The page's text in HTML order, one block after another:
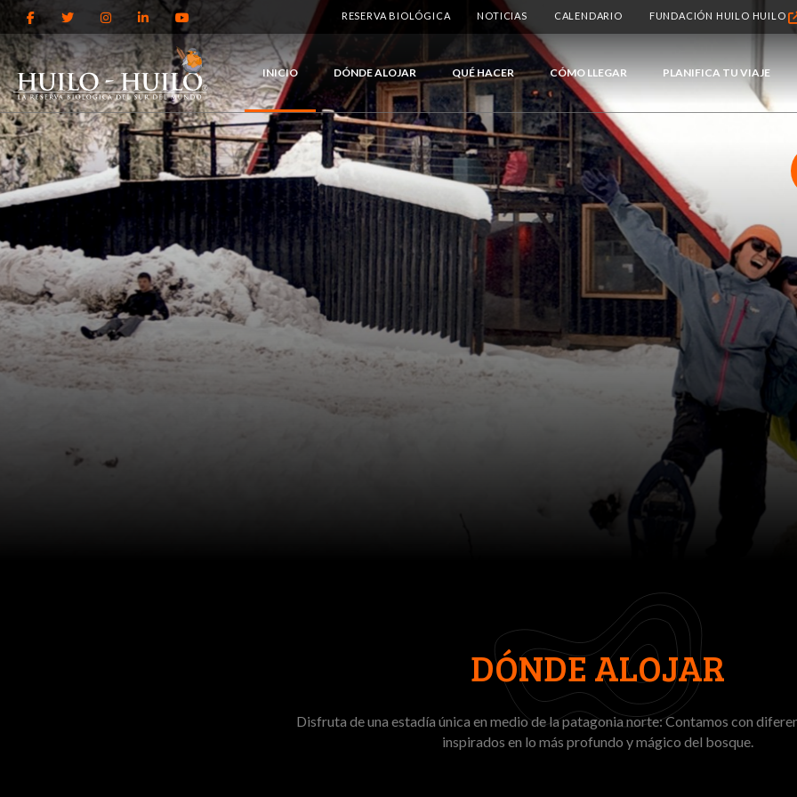
RESERVA BIOLÓGICA NOTICIAS CALENDARIO FUNDACIÓN HUILO HUILO
INICIO DÓNDE ALOJAR QUÉ HACER CÓMO LLEGAR PLANIFICA TU VIAJE
YA PUEDES VISITAR NUESTRO
CENTRO DE INVIERNO BOSQUE
NEVADO
MÁS INFORMACIÓN
DÓNDE ALOJAR
Disfruta de una estadía única en medio de la patagonia norte: Contamos con
inspirados en lo más profundo y mágico del bosque.